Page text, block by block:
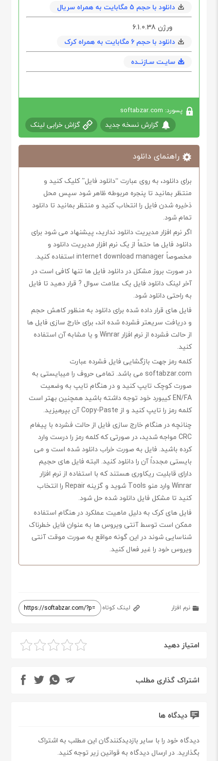
دانلود با حجم 5 مگابايت به همراه سریال
ورژن 6.1.0.38
دانلود با حجم 6 مگابايت به همراه کرک
سایـت سـازنــده
پسورد: softabzar.com
گزارش نسخه جدید گزاش خرابی لینک
راهنمای دانلود
برای دانلود، به روی عبارت “دانلود فایل” کلیک کنید و
منتظر بمانید تا پنجره مربوطه ظاهر شود سپس محل
ذخیره شدن فایل را انتخاب کنید و منتظر بمانید تا دانلود
تمام شود.
اگر نرم افزار مدیریت دانلود ندارید، پیشنهاد می شود برای
دانلود فایل ها حتماً از یک نرم افزار مدیریت دانلود و
مخصوصاً internet download manager استفاده کنید.
در صورت بروز مشکل در دانلود فایل ها تنها کافی است در
آخر لینک دانلود فایل یک علامت سوال ? قرار دهید تا فایل
به راحتی دانلود شود.
فایل های قرار داده شده برای دانلود به منظور کاهش حجم
و دریافت سریعتر فشرده شده اند، برای خارج سازی فایل ها
از حالت فشرده از نرم افزار Winrar و یا مشابه آن استفاده
کنید.
کلمه رمز جهت بازگشایی فایل فشرده عبارت
softabzar.com می باشد. تمامی حروف را میبایستی به
صورت کوچک تایپ کنید و در هنگام تایپ به وضعیت
EN/FA کیبورد خود توجه داشته باشید همچنین بهتر است
کلمه رمز را تایپ کنید و از Copy-Paste آن بپرهیزید.
چنانچه در هنگام خارج سازی فایل از حالت فشرده با پیغام
CRC مواجه شدید، در صورتی که کلمه رمز را درست وارد
کرده باشید. فایل به صورت خراب دانلود شده است و می
بایستی مجدداً آن را دانلود کنید. البته فایل های حجیم
دارای قابلیت ریکاوری هستند که با استفاده از نرم افزار
Winrar وارد منو Tools شوید و گزینه Repair را انتخاب
کنید تا مشکل فایل دانلود شده حل شود.
فایل های کرک به دلیل ماهیت عملکرد در هنگام استفاده
ممکن است توسط آنتی ویروس ها به عنوان فایل خطرناک
شناسایی شوند در این گونه مواقع به صورت موقت آنتی
ویروس خود را غیر فعال کنید.
نرم افزار لینک کوتاه
امتیاز دهید
اشتراک گذاری مطلب
دیدگاه ها
دیدگاه خود را با سایر بازدیدکنندگان این مطلب به اشتراک
بگذارید. در ارسال دیدگاه به قوانین زیر توجه کنید.